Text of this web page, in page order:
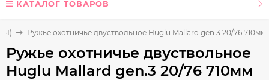
КАТАЛОГ ТОВАРОВ
Ружье охотничье двуствольное Huglu Mallard gen.3 20/76 710мм
Ружье охотничье двуствольное
Huglu Mallard gen.3 20/76 710мм